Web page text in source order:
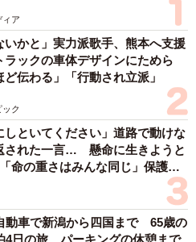
もしませんでした。母親と一
で困惑してました…」
は「店員さんに申し出て席を
ん。「もし店員さんに注意し
るかもしれないので…触らぬ
す。
に不快感を与えているかもし
ーについて今一度振り返って
ィア
いかと」実力派歌手、熊本へ支援
ックの車体デザインにためら
伝わる」「行動され立派」
ック
しといてください」道路で動けな
された一言… 懸命に生きようと
命の重さはみんな同じ」保護団
動車で新潟から四国まで 65歳の
4日の旅 パーキングの休憩まで